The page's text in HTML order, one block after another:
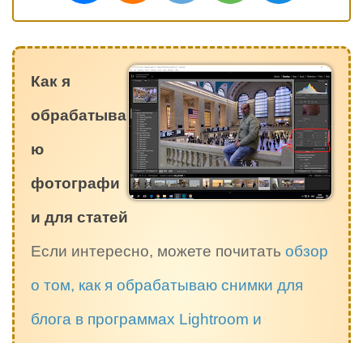
Как я
обрабатыва
ю
фотографи
и для статей
Если интересно, можете почитать обзор
о том, как я обрабатываю снимки для
блога в программах Lightroom и